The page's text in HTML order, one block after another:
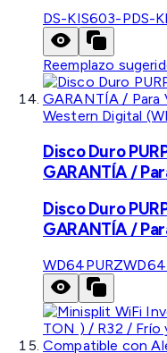
DS-KIS603-PDS-
Reemplazo
Western Digital
Disco Duro
GARANTÍA /
Disco Duro
GARANTÍA /
WD64PURZ